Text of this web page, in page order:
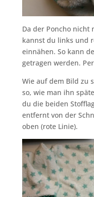
Da der Poncho nicht
kannst du links und
einnähen. So kann
getragen werden.
Wie auf dem Bild zu
so, wie man ihn
du die beiden
entfernt von der
oben (rote Linie).